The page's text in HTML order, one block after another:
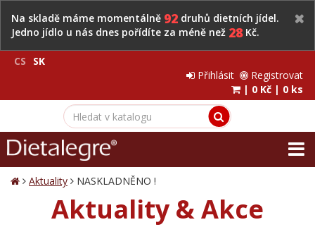
Na skladě máme momentálně 92 druhů dietních jídel.
Jedno jídlo u nás dnes pořídíte za méně než 28Kč.
CS
SK
Přihlásit
Registrovat
| 0 Kč | 0 ks
Aktuality NASKLADNĚNO !
Aktuality & Akce